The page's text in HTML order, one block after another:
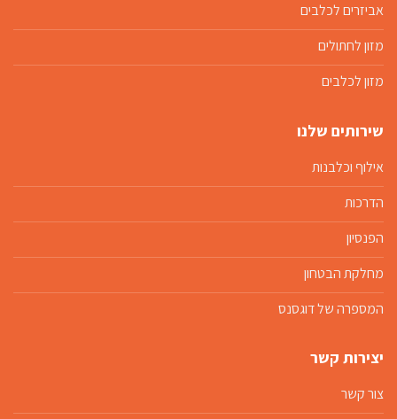
אביזרים לכלבים
מזון לחתולים
מזון לכלבים
שירותים שלנו
אילוף וכלבנות
הדרכות
הפנסיון
מחלקת הבטחון
המספרה של דוגסנס
יצירות קשר
צור קשר